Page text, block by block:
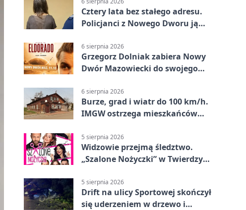
Cztery lata bez stałego adresu.
Policjanci z Nowego Dworu ją
6 sierpnia 2026
Grzegorz Dolniak zabiera Nowy
Dwór Mazowiecki do swojego
6 sierpnia 2026
Burze, grad i wiatr do 100 km/h.
IMGW ostrzega mieszkańców
5 sierpnia 2026
Widzowie przejmą śledztwo.
„Szalone Nożyczki” w Twierdzy
5 sierpnia 2026
Drift na ulicy Sportowej skończył
się uderzeniem w drzewo i